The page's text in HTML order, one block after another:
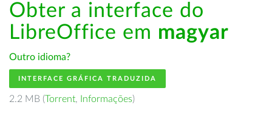
Obter a interface do
LibreOffice em magyar
Outro idioma?
INTERFACE GRÁFICA TRADUZIDA
2.2 MB (Torrent, Informações)